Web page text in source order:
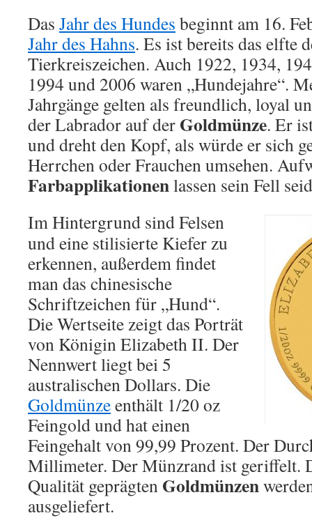
Das Jahr des Hundes beginnt am 16.
Jahr des Hahns. Es ist bereits das elfte
Tierkreiszeichen. Auch 1922, 1934,
1994 und 2006 waren „Hundejahre“.
Jahrgänge gelten als freundlich, loyal
der Labrador auf der Goldmünze. Er
und dreht den Kopf, als würde er sich
Herrchen oder Frauchen umsehen.
Farbapplikationenlassen sein Fell
Im Hintergrund sind Felsen
und eine stilisierte Kiefer zu
erkennen, außerdem findet
man das chinesische
Schriftzeichen für „Hund“.
Die Wertseite zeigt das Porträt
von Königin Elizabeth II. Der
Nennwert liegt bei 5
australischen Dollars. Die
Goldmünzeenthält 1/20 oz
Feingold und hat einen
Feingehalt von 99,99 Prozent. Der
Millimeter. Der Münzrand ist geriffelt.
Qualität geprägten Goldmünzen
ausgeliefert.